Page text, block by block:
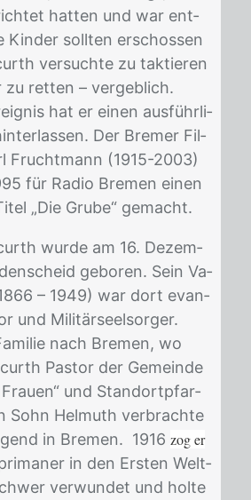
hat­ten und war ent­
Kin­der soll­ten er­schos­sen
ver­such­te zu tak­tie­ren
zu ret­ten – ver­geb­lich.
hat er ei­nen aus­führ­li­
Der Bre­mer Fil­
Frucht­mann (1915-2003)
für Ra­dio Bre­men ei­nen
„Die Gru­be“ ge­macht.
wur­de am 16. De­zem­
ge­bo­ren. Sein Va­
– 1949) war dort evan­
und Mi­li­tär­seel­sor­ger.
nach Bre­men, wo
Pas­tor der Ge­mein­de
Frau­en“ und Stand­ort­pfar­
Sohn Hel­muth ver­brach­te
in Bre­men. 1916 zog er
in den Ers­ten Welt­
ver­wun­det und hol­te